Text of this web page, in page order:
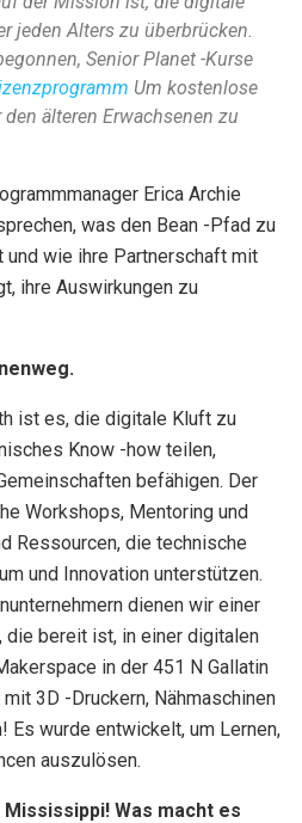
jeden Alters zu überbrücken.
Senior Planet -Kurse
Um kostenlose
älteren Erwachsenen zu
Erica Archie
was den Bean -Pfad zu
wie ihre Partnerschaft mit
ihre Auswirkungen zu
ist es, die digitale Kluft zu
Know -how teilen,
befähigen. Der
Workshops, Mentoring und
Ressourcen, die technische
und Innovation unterstützen.
dienen wir einer
bereit ist, in einer digitalen
in der 451 N Gallatin
3D -Druckern, Nähmaschinen
Es wurde entwickelt, um Lernen,
auszulösen.
Was macht es